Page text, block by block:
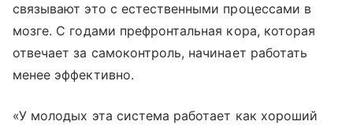
связывают это с естественными процессами в
мозге. С годами префронтальная кора, которая
отвечает за самоконтроль, начинает работать
менее эффективно.
«У молодых эта система работает как хороший